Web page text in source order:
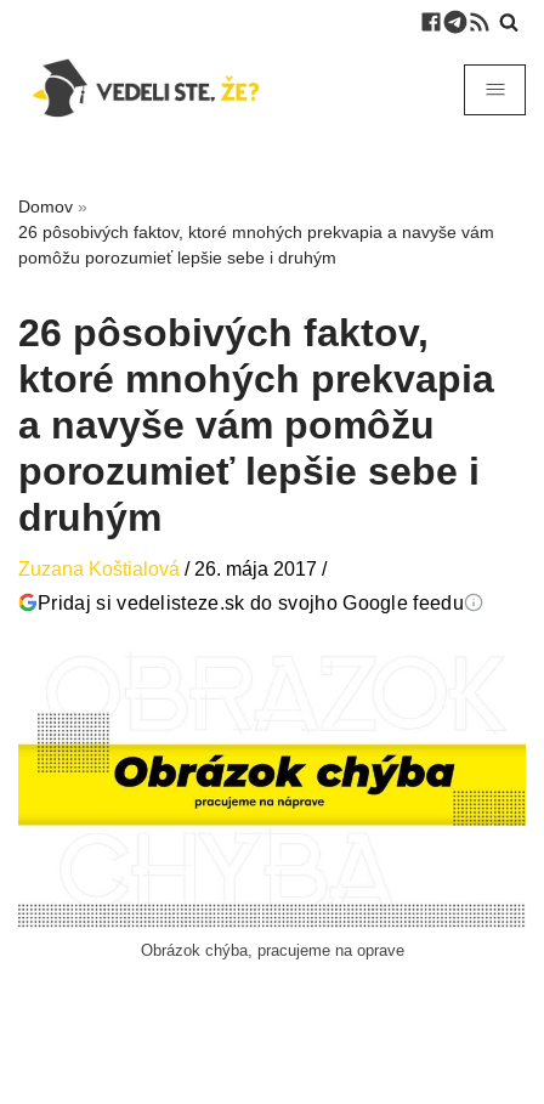
Domov »
26 pôsobivých faktov, ktoré mnohých prekvapia a navyše vám
pomôžu porozumieť lepšie sebe i druhým
26 pôsobivých faktov,
ktoré mnohých prekvapia
a navyše vám pomôžu
porozumieť lepšie sebe i
druhým
Zuzana Koštialová / 26. mája 2017 /
Pridaj si vedelisteze.sk do svojho Google feedu
Obrázok chýba, pracujeme na oprave